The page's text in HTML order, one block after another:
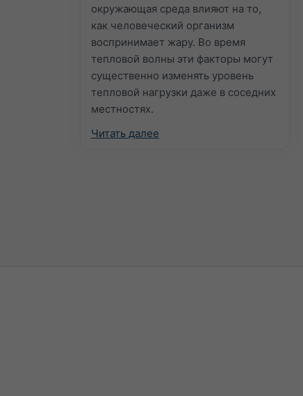
окружающая среда влияют на то,
как человеческий организм
воспринимает жару. Во время
тепловой волны эти факторы могут
существенно изменять уровень
тепловой нагрузки даже в соседних
местностях.
Читать далее